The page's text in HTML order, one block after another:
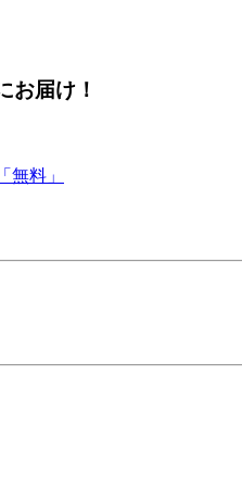
お届け！
無料」